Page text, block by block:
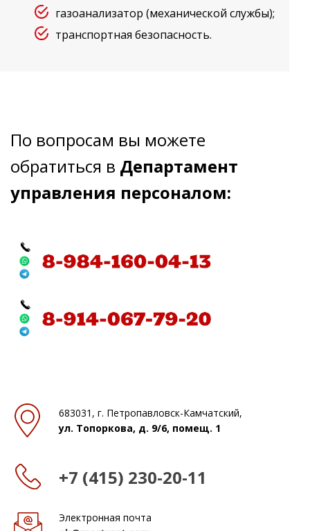
газоанализатор (механической службы);
транспортная безопасность.
По вопросам вы можете
обратиться в Департамент
управления персоналом:
683031, г. Петропавловск-Камчатский,
ул. Топоркова, д. 9/6, помещ. 1
+7 (415) 230-20-11
Электронная почта